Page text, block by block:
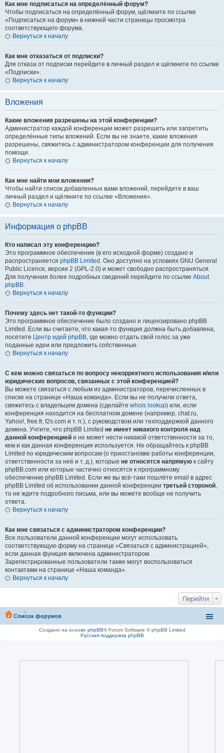
Как мне подписаться на определённый форум?
Чтобы подписаться на определённый форум, щёлкните по ссылке
«Подписаться на форум» в нижней части страницы просмотра
соответствующего форума.
Вернуться к началу
Как мне отказаться от подписки?
Для отказа от подписки перейдите в личный раздел и щёлкните по ссылке
«Подписки».
Вернуться к началу
Вложения
Какие вложения разрешены на этой конференции?
Администратор каждой конференции может разрешить или запретить
определённые типы вложений. Если вы не знаете, какие вложения
разрешены, свяжитесь с администратором конференции для получения
помощи.
Вернуться к началу
Как мне найти мои вложения?
Чтобы найти список добавленных вами вложений, перейдите в ваш
личный раздел и щёлкните по ссылке «Вложения».
Вернуться к началу
Информация о phpBB
Кто написал эту конференцию?
Это программное обеспечение (в его исходной форме) создано и
распространяется phpBB Limited . Оно доступно на условиях GNU General
Public Licence, версии 2 (GPL-2.0) и может свободно распространяться.
Для получения более подробных сведений перейдите по ссылке About
phpBB.
Вернуться к началу
Почему здесь нет такой-то функции?
Это программное обеспечение было создано и лицензировано phpBB
Limited. Если вы считаете, что какая-то функция должна быть добавлена,
посетите Центр идей phpBB, где можно отдать свой голос за уже
поданные идеи или предложить собственные.
Вернуться к началу
С кем можно связаться по вопросу некорректного использования и/или
юридических вопросов, связанных с этой конференцией?
Вы можете связаться с любым из администраторов, перечисленных в
списке на странице «Наша команда». Если вы не получили ответа,
свяжитесь с владельцем домена (сделайте whois lookup) или, если
конференция находится на бесплатном домене (например, chat.ru,
Yahoo!, free.fr, f2s.com и т. п.), с руководством или техподдержкой данного
домена. Учтите, что phpBB Limited не имеет никакого контроля над
данной конференцией и не может нести никакой ответственности за то,
кем и как данная конференция используется. Не обращайтесь к phpBB
Limited по юридическим вопросам (о приостановке работы конференции,
ответственности за неё и т. д.), которые не относятся напрямую к сайту
phpBB.com или которые частично относятся к программному
обеспечению phpBB Limited. Если же вы всё-таки пошлёте email в адрес
phpBB Limited об использовании данной конференции третьей стороной,
то не ждите подробного письма, или вы можете вообще не получить
ответа.
Вернуться к началу
Как мне связаться с администратором конференции?
Все пользователи данной конференции могут использовать
соответствующую форму на странице «Связаться с администрацией»,
если данная функция включена администратором.
Зарегистрированные пользователи также могут воспользоваться
контактами на странице «Наша команда».
Вернуться к началу
Перейти
Список форумов
Создано на основе phpBB® Forum Software © phpBB Limited
Русская поддержка phpBB